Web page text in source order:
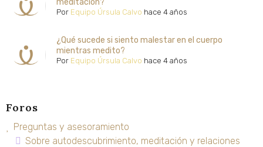
Por Equipo Úrsula Calvo hace 4 años
¿Qué sucede si siento malestar en el cuerpo
mientras medito?
Por Equipo Úrsula Calvo hace 4 años
Foros
Preguntas y asesoramiento
Sobre autodescubrimiento, meditación y relaciones